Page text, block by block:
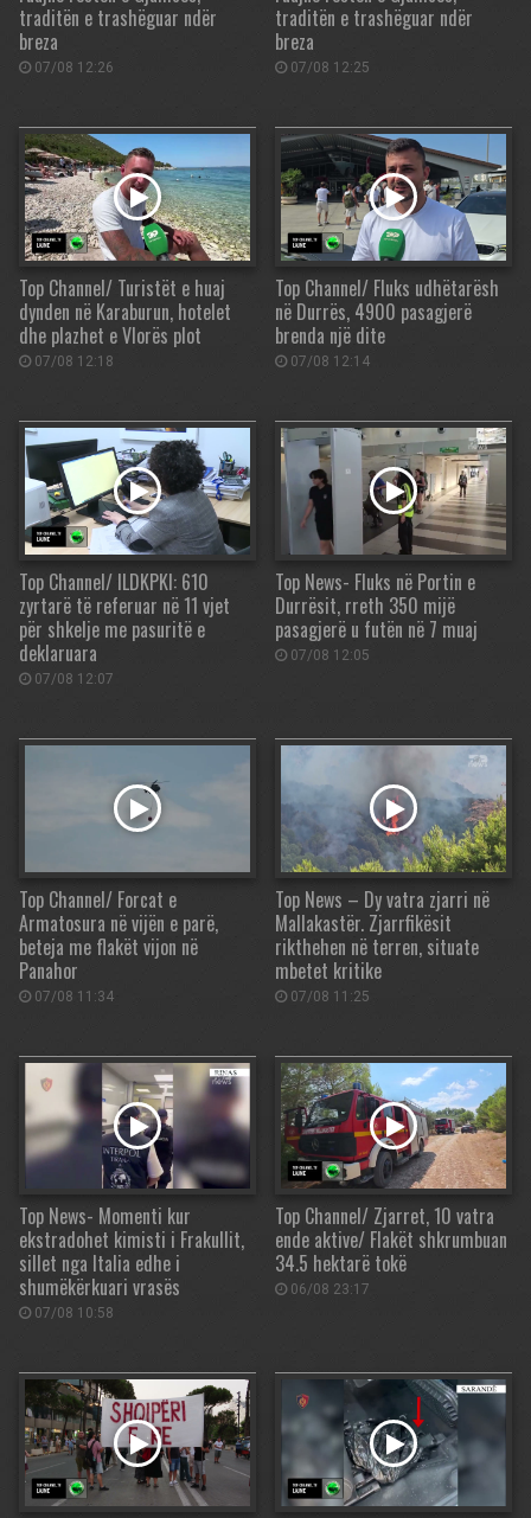
traditën e trashëguar ndër
breza
07/08 12:26
traditën e trashëguar ndër
breza
07/08 12:25
Top Channel/ Turistët e huaj
dynden në Karaburun, hotelet
dhe plazhet e Vlorës plot
07/08 12:18
Top Channel/ Fluks udhëtarësh
në Durrës, 4900 pasagjerë
brenda një dite
07/08 12:14
Top Channel/ ILDKPKI: 610
zyrtarë të referuar në 11 vjet
për shkelje me pasuritë e
deklaruara
07/08 12:07
Top News- Fluks në Portin e
Durrësit, rreth 350 mijë
pasagjerë u futën në 7 muaj
07/08 12:05
Top Channel/ Forcat e
Armatosura në vijën e parë,
beteja me flakët vijon në
Panahor
07/08 11:34
Top News – Dy vatra zjarri në
Mallakastër. Zjarrfikësit
rikthehen në terren, situate
mbetet kritike
07/08 11:25
Top News- Momenti kur
ekstradohet kimisti i Frakullit,
sillet nga Italia edhe i
shumëkërkuari vrasës
07/08 10:58
Top Channel/ Zjarret, 10 vatra
ende aktive/ Flakët shkrumbuan
34.5 hektarë tokë
06/08 23:17